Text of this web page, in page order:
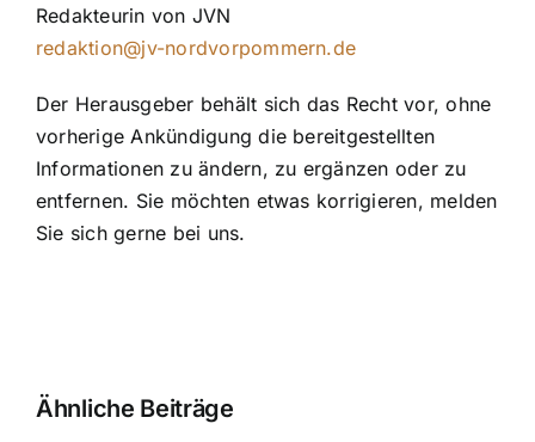
Redakteurin von JVN
redaktion@jv-nordvorpommern.de
Der Herausgeber behält sich das Recht vor, ohne
vorherige Ankündigung die bereitgestellten
Informationen zu ändern, zu ergänzen oder zu
entfernen. Sie möchten etwas korrigieren, melden
Sie sich gerne bei uns.
Ähnliche Beiträge